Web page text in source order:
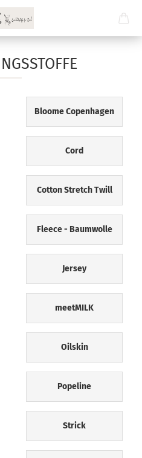
Bloome Copenhagen
Cord
Cotton Stretch Twill
Fleece - Baumwolle
Jersey
meetMILK
Oilskin
Popeline
Strick